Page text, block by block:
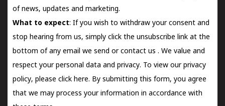
of news, updates and marketing.
What to expect: If you wish to withdraw your consent and
stop hearing from us, simply click the unsubscribe link at the
bottom of any email we send orcontact us . We value and
respect your personal data and privacy. To view our privacy
policy, please click here. By submitting this form, you agree
that we may process your information in accordance with